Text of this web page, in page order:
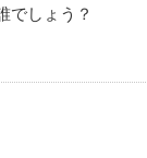
でしょう？